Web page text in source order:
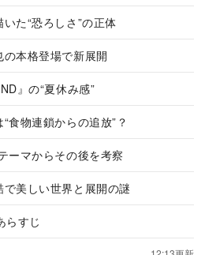
いた“恐ろしさ”の正体
の本格登場で新展開
』の“夏休み感”
食物連鎖からの追放”？
ーマからその後を考察
で美しい世界と展開の謎
らすじ